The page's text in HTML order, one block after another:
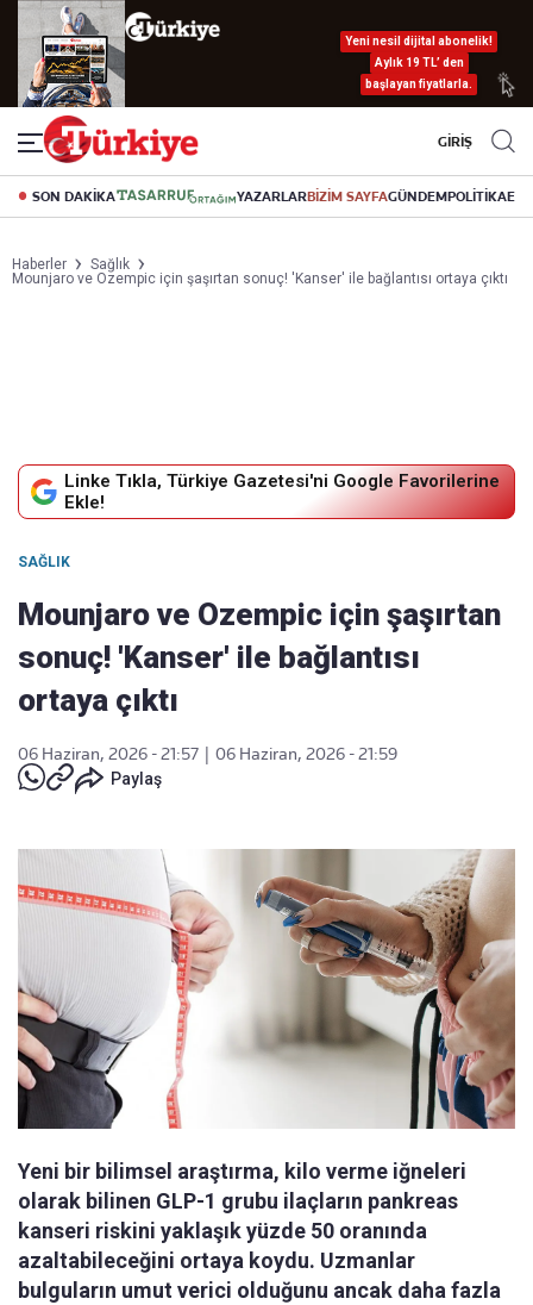
Yeni nesil dijital abonelik!
Aylık 19 TL’ den
başlayan fiyatlarla.
GİRİŞ
SON DAKİKA YAZARLARBİZİM SAYFAGÜNDEMPOLİTİKA
Haberler
Sağlık
Mounjaro ve Ozempic için şaşırtan sonuç! 'Kanser' ile bağlantısı ortaya çıktı
Linke Tıkla, Türkiye Gazetesi'ni Google Favorilerine
Ekle!
SAĞLIK
Mounjaro ve Ozempic için şaşırtan
sonuç! 'Kanser' ile bağlantısı
ortaya çıktı
06 Haziran, 2026 - 21:57
06 Haziran, 2026 - 21:59
Paylaş
Yeni bir bilimsel araştırma, kilo verme iğneleri
olarak bilinen GLP-1 grubu ilaçların pankreas
kanseri riskini yaklaşık yüzde 50 oranında
azaltabileceğini ortaya koydu. Uzmanlar
bulguların umut verici olduğunu ancak daha fazla